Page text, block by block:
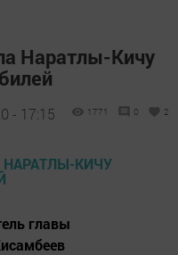
Наратлы-Кичу
- 17:15 1771 0 2
главы